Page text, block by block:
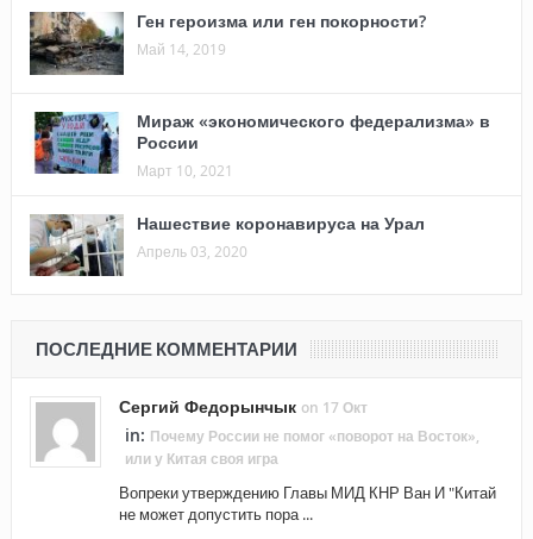
Ген героизма или ген покорности?
Май 14, 2019
Мираж «экономического федерализма» в
России
Март 10, 2021
Нашествие коронавируса на Урал
Апрель 03, 2020
ПОСЛЕДНИЕ КОММЕНТАРИИ
Сергий Федорынчык on 17 Окт
in: Почему России не помог «поворот на Восток»,
или у Китая своя игра
Вопреки утверждению Главы МИД КНР Ван И "Китай
не может допустить пора ...